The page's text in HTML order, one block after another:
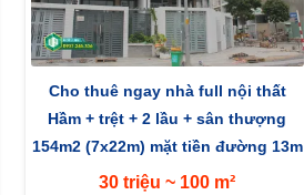
Cho thuê ngay nhà full nội thất
Hầm + trệt + 2 lầu + sân thượng
154m2 (7x22m) mặt tiền đường 13m
hướng...
30 triệu ~ 100 m²